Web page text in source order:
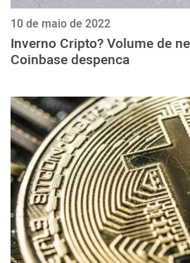
10 de maio de 2022
Inverno Cripto? Volume de
Coinbase despenca